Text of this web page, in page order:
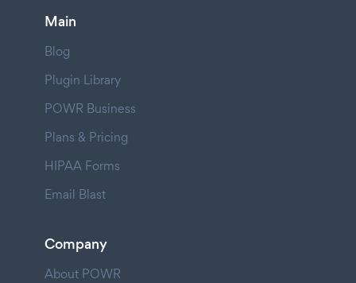
Main
Blog
Plugin Library
POWR Business
Plans & Pricing
HIPAA Forms
Email Blast
Company
About POWR